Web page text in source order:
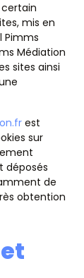
mis en
Pimms
Médiation
sites ainsi
est
sur
déposés
de
obtention